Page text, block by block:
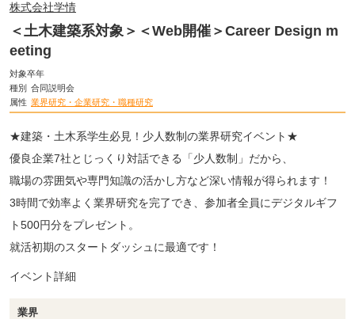
株式会社学情
＜土木建築系対象＞＜Web開催＞Career Design m
eeting
対象卒年
種別 合同説明会
属性 業界研究・企業研究・職種研究
★建築・土木系学生必見！少人数制の業界研究イベント★
優良企業7社とじっくり対話できる「少人数制」だから、
職場の雰囲気や専門知識の活かし方など深い情報が得られます！
3時間で効率よく業界研究を完了でき、参加者全員にデジタルギフ
ト500円分をプレゼント。
就活初期のスタートダッシュに最適です！
イベント詳細
業界